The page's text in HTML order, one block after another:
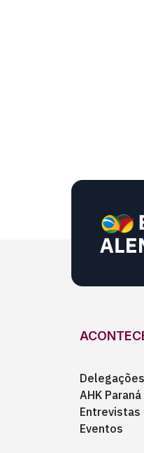
Delegações
AHK Paraná
Entrevistas
Eventos